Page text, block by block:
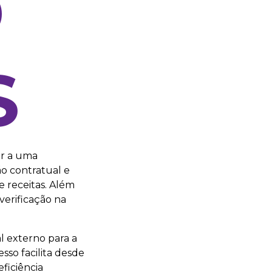
a uma
contratual e
receitas. Além
na
externo para a
facilita desde